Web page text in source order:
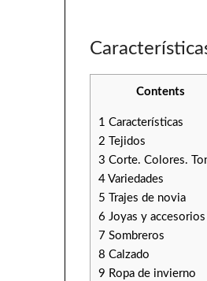
Contents
1 Características
2 Tejidos
3 Corte. Colores.
4 Variedades
5 Trajes de novia
6 Joyas y accesorios
7 Sombreros
8 Calzado
9 Ropa de invierno